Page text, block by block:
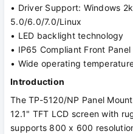
• Driver Support: Windows
5.0/6.0/7.0/Linux
• LED backlight technology
• IP65 Compliant Front Panel
• Wide operating
Introduction
The TP-5120/NP Panel
12.1" TFT LCD screen with
supports 800 x 600